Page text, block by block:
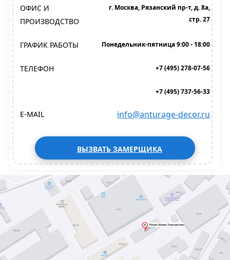
ОФИС И
ПРОИЗВОДСТВО
г. Москва, Рязанский пр-т, д. 8а,
стр. 27
ГРАФИК РАБОТЫ Понедельник-пятница 9:00 - 18:00
ТЕЛЕФОН +7 (495) 278-07-56
+7 (495) 737-56-33
E-MAIL info@anturage-decor.ru
ВЫЗВАТЬ ЗАМЕРЩИКА